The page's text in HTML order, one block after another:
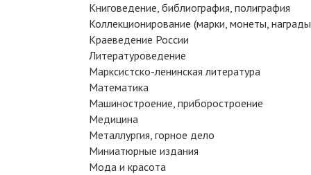
Книговедение, библиография, полиграфия
Коллекционирование (марки, монеты,
Краеведение России
Литературоведение
Марксистско-ленинская литература
Математика
Машиностроение, приборостроение
Медицина
Металлургия, горное дело
Миниатюрные издания
Мода и красота